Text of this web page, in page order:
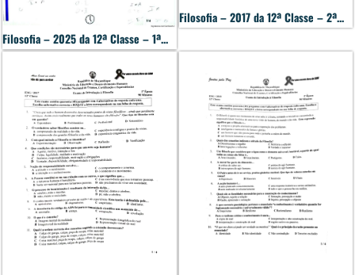
Filosofia – 2025 da 12ª Classe – 1ª...
Filosofia – 2017 da 12ª Classe – 2ª...